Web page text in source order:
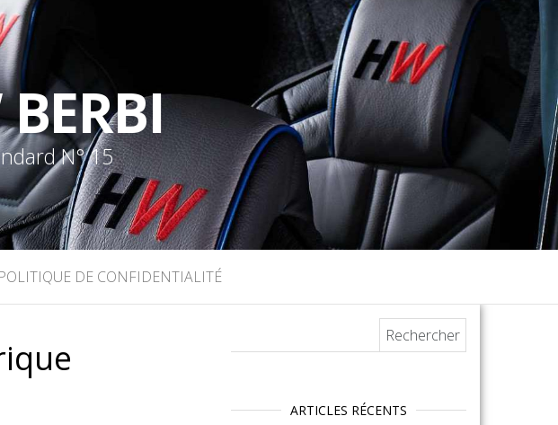
N° 15
POLITIQUE DE CONFIDENTIALITÉ
ARTICLES RÉCENTS